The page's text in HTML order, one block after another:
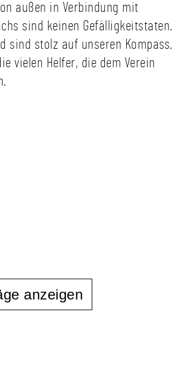
außen in Verbindung mit
sind keinen Gefälligkeitstaten.
sind stolz auf unseren Kompass.
vielen Helfer, die dem Verein
anzeigen